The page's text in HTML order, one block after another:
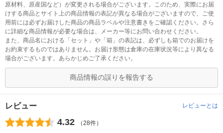
原材料、原産国など）が変更される場合がございます。このため、実際にお届
けする商品とサイト上の商品情報の表記が異なる場合がございますので、ご使
用前には必ずお届けした商品の商品ラベルや注意書きをご確認ください。さら
に詳細な商品情報が必要な場合は、メーカー等にお問い合わせください。
また、商品名における「セット」や「箱」の表記は、必ずしも箱でのお届けを
お約束するものではありません。お届け形態は倉庫の在庫状況等により異なる
場合がございます。あらかじめご了承ください。
商品情報の誤りを報告する
レビュー レビューとは
4.32 （28件）